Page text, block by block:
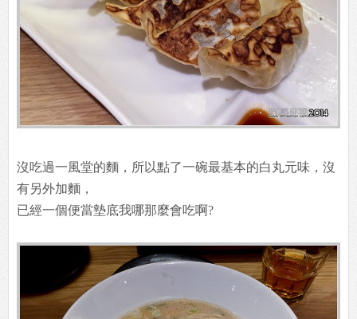
沒吃過一風堂的麵，所以點了一碗最基本的白丸元味，沒
有另外加麵，
已經一個便當墊底我哪那麼會吃啊?